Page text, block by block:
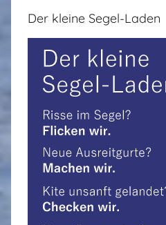
Der kleine Segel-Laden